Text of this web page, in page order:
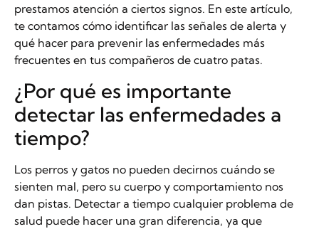
prestamos atención a ciertos signos. En este artículo,
te contamos cómo identificar las señales de alerta y
qué hacer para prevenir las enfermedades más
frecuentes en tus compañeros de cuatro patas.
¿Por qué es importante
detectar las enfermedades a
tiempo?
Los perros y gatos no pueden decirnos cuándo se
sienten mal, pero su cuerpo y comportamiento nos
dan pistas. Detectar a tiempo cualquier problema de
salud puede hacer una gran diferencia, ya que